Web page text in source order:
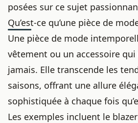
posées sur ce sujet
Qu’est-ce qu’une pièce de
Une pièce de mode
vêtement ou un accessoire
jamais. Elle transcende les
saisons, offrant une allure
sophistiquée à chaque fois
Les exemples incluent le